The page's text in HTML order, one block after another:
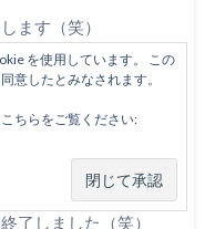
ます（笑）
うど良いですよね〜
ることができたし、
了しました（笑）
を使用しています。 この
意したとみなされます。
ちらをご覧ください: